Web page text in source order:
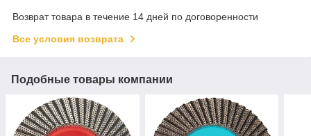
Возврат товара в течение 14 дней по договоренности
Все условия возврата
Подобные товары компании